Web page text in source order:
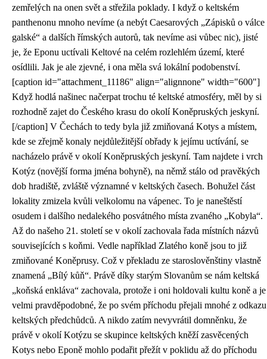
zemřelých na onen svět a střežila poklady. I když o keltském
panthenonu mnoho nevíme (a nebýt Caesarových „Zápisků o válce
galské“ a dalších římských autorů, tak nevíme asi vůbec nic), jisté
je, že Eponu uctívali Keltové na celém rozlehlém území, které
osídlili. Jak je ale zjevné, i ona měla svá lokální podobenství.
[caption id="attachment_11186" align="alignnone" width="600"]
Když hodlá našinec načerpat trochu té keltské atmosféry, měl by si
rozhodně zajet do Českého krasu do okolí Koněpruských jeskyní.
[/caption] V Čechách to tedy byla již zmiňovaná Kotys a místem,
kde se zřejmě konaly nejdůležitější obřady k jejímu uctívání, se
nacházelo právě v okolí Koněpruských jeskyní. Tam najdete i vrch
Kotýz (novější forma jména bohyně), na němž stálo od pravěkých
dob hradiště, zvláště významné v keltských časech. Bohužel část
lokality zmizela kvůli velkolomu na vápenec. To je naneštěstí
osudem i dalšího nedalekého posvátného místa zvaného „Kobyla“.
Až do našeho 21. století se v okolí zachovala řada místních názvů
souvisejících s koňmi. Vedle například Zlatého koně jsou to již
zmiňované Koněprusy. Což v překladu ze staroslověnštiny vlastně
znamená „Bílý kůň“. Právě díky starým Slovanům se nám keltská
„koňská enkláva“ zachovala, protože i oni holdovali kultu koně a je
velmi pravděpodobné, že po svém příchodu přejali mnohé z odkazu
keltských předchůdců. A nikdo zatím nevyvrátil domněnku, že
právě v okolí Kotýzu se skupince keltských kněží zasvěcených
Kotys nebo Eponě mohlo podařit přežít v poklidu až do příchodu